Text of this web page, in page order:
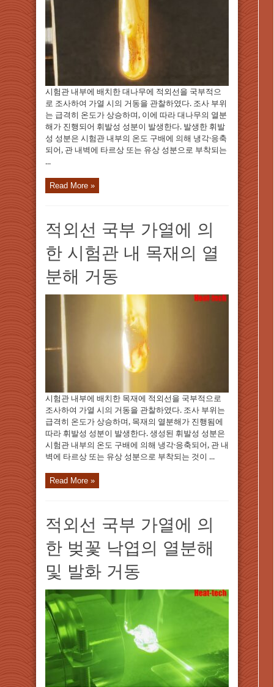
시험관 내부에 배치한 대나무에 적외선을 국부적으
로 조사하여 가열 시의 거동을 관찰하였다. 조사 부위
는 급격히 온도가 상승하며, 이에 따라 대나무의 열분
해가 진행되어 휘발성 성분이 발생한다. 발생한 휘발
성 성분은 시험관 내부의 온도 구배에 의해 냉각·응축
되어, 관 내벽에 타르상 또는 유상 성분으로 부착되는
...
Read More »
적외선 국부 가열에 의
한 시험관 내 목재의 열
분해 거동
시험관 내부에 배치한 목재에 적외선을 국부적으로
조사하여 가열 시의 거동을 관찰하였다. 조사 부위는
급격히 온도가 상승하며, 목재의 열분해가 진행됨에
따라 휘발성 성분이 발생한다. 생성된 휘발성 성분은
시험관 내부의 온도 구배에 의해 냉각·응축되어, 관 내
벽에 타르상 또는 유상 성분으로 부착되는 것이 ...
Read More »
적외선 국부 가열에 의
한 벚꽃 낙엽의 열분해
및 발화 거동